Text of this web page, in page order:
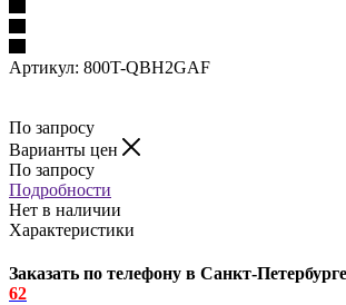
Артикул: 800T-QBH2GAF
По запросу
Варианты цен
По запросу
Подробности
Нет в наличии
Характеристики
Заказать по телефону в Санкт-
62